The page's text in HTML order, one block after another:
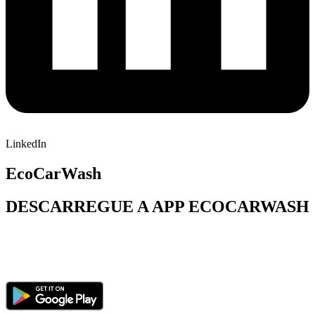
LinkedIn
EcoCarWash
DESCARREGUE A APP ECOCARWASH